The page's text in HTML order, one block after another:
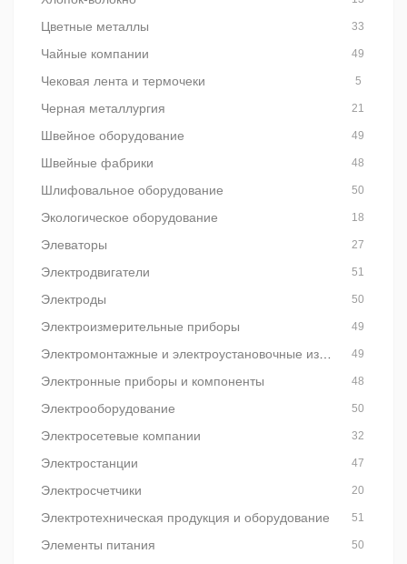
Цветные металлы 33
Чайные компании 49
Чековая лента и термочеки 5
Черная металлургия 21
Швейное оборудование 49
Швейные фабрики 48
Шлифовальное оборудование 50
Экологическое оборудование 18
Элеваторы 27
Электродвигатели 51
Электроды 50
Электроизмерительные приборы 49
49
Электронные приборы и компоненты 48
Электрооборудование 50
Электросетевые компании 32
Электростанции 47
Электросчетчики 20
Электротехническая продукция и оборудование 51
Элементы питания 50